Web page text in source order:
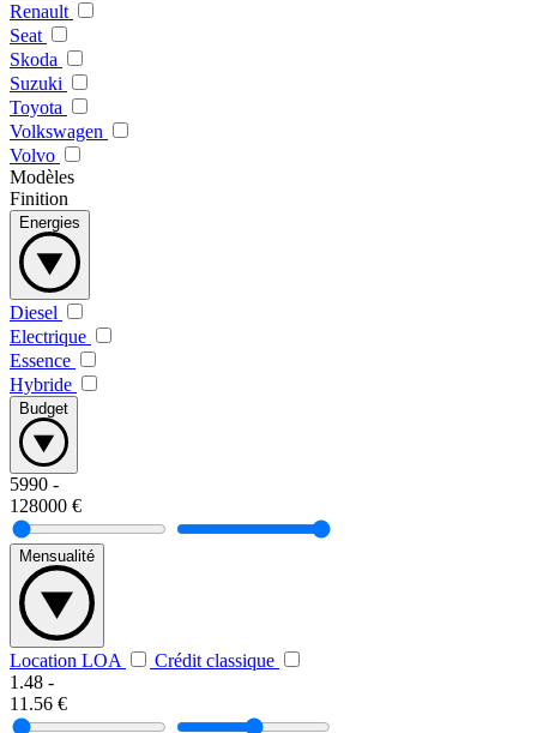
Renault
Seat
Skoda
Suzuki
Toyota
Volkswagen
Volvo
Modèles
Finition
Energies
Diesel
Electrique
Essence
Hybride
Budget
5990 -
128000 €
Mensualité
Location LOA
Crédit classique
1.48 -
11.56 €